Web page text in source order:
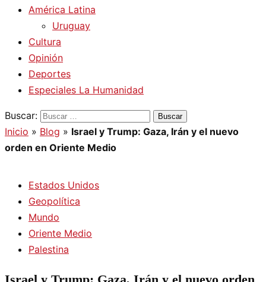
América Latina
Uruguay
Cultura
Opinión
Deportes
Especiales La Humanidad
Buscar:
Inicio » Blog » Israel y Trump: Gaza, Irán y el nuevo
orden en Oriente Medio
Estados Unidos
Geopolítica
Mundo
Oriente Medio
Palestina